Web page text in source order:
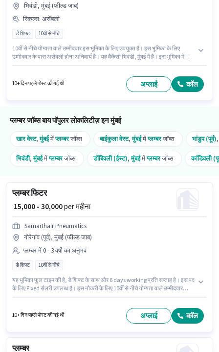
भिवंडी, मुंबई (फील्ड जाब)
स्किल्स: असेंबली
डे शिफ्ट 10वीं से नीचे
10वीं से नीचे योग्यता वाले उम्मीदवार इस भूमिका के लिए उपयुक्त हैं। इस भूमिका के लिए
उम्मीदवार के पास असेंबली होना अनिवार्य है। यह वैकेंसी भिवंडी, मुंबई में है। इस भूमिका में
हायर कर रहा है।
10+ दिन पहले पोस्ट की गई थी अप्लाई कॉल
प्लम्बर जॉब्स बाय पॉपुलर लोकलिटीज़ इन मुंबई
खार वेस्ट,मुंबईमेंप्लम्बरजॉब्स बाईकुला वेस्ट,मुंबईमेंप्लम्बरजॉब्स भांडुप (पूर्व)
भिवंडी,मुंबईमेंप्लम्बरजॉब्स डोंबिवली (ईस्ट),मुंबईमेंप्लम्बरजॉब्स कांडिवली
प्लम्बर फिटर
₹ 15,000 - 30,000per महीना
Samarthair Pneumatics
गोरेगांव (पूर्व), मुंबई (फील्ड जाब)
प्लम्बर में 0 - 3 वर्षो का अनुभव
डे शिफ्ट 10वीं से नीचे
यह भूमिका फुल टाइम की है, डे शिफ्ट के साथ और 6 days working प्रति सप्ताह है। इस पद
के लिए Fixed सैलरी उपलब्ध है। इस नौकरी के लिए 10वीं से नीचे योग्यता वाले उम्मीदवार
(पूर्व), मुंबई में है।
10+ दिन पहले पोस्ट की गई थी अप्लाई कॉल
प्लम्बर